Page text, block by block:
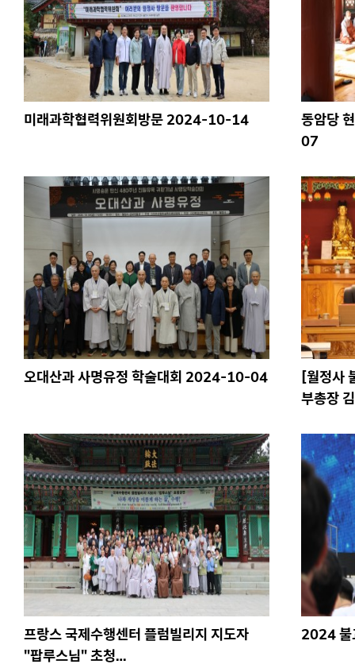
미래과학협력위원회방문 2024-10-14
동암당
07
오대산과 사명유정 학술대회 2024-10-04
[월정사
부총장
프랑스 국제수행센터 플럼빌리지 지도자
"팝루스님" 초청…
2024